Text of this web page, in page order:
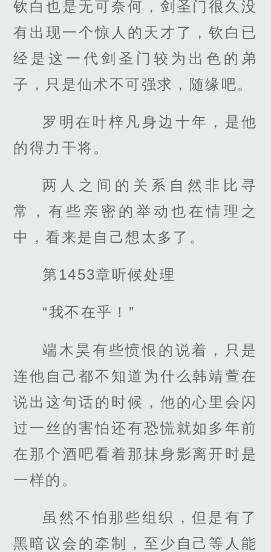
钦白也是无可奈何，剑圣门很久没
有出现一个惊人的天才了，钦白已
经是这一代剑圣门较为出色的弟
子，只是仙术不可强求，随缘吧。
罗明在叶梓凡身边十年，是他
的得力干将。
两人之间的关系自然非比寻
常，有些亲密的举动也在情理之
中，看来是自己想太多了。
第1453章听候处理
“我不在乎！”
端木昊有些愤恨的说着，只是
连他自己都不知道为什么韩靖萱在
说出这句话的时候，他的心里会闪
过一丝的害怕还有恐慌就如多年前
在那个酒吧看着那抹身影离开时是
一样的。
虽然不怕那些组织，但是有了
黑暗议会的牵制，至少自己等人能